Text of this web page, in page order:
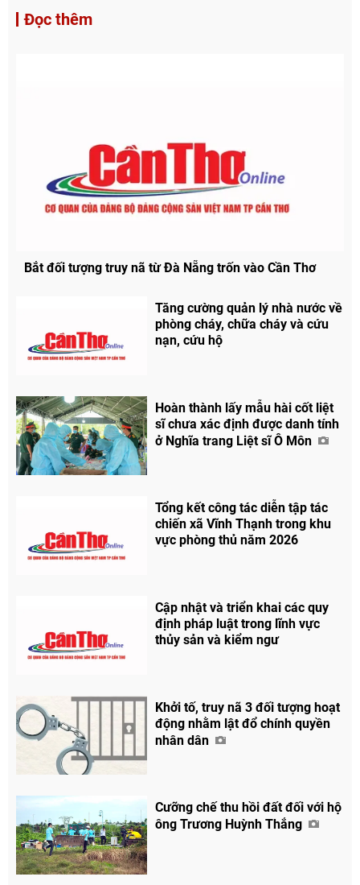
Đọc thêm
Bắt đối tượng truy nã từ Đà Nẵng trốn vào Cần Thơ
Tăng cường quản lý nhà nước về
phòng cháy, chữa cháy và cứu
nạn, cứu hộ
Hoàn thành lấy mẫu hài cốt liệt
sĩ chưa xác định được danh tính
ở Nghĩa trang Liệt sĩ Ô Môn
Tổng kết công tác diễn tập tác
chiến xã Vĩnh Thạnh trong khu
vực phòng thủ năm 2026
Cập nhật và triển khai các quy
định pháp luật trong lĩnh vực
thủy sản và kiểm ngư
Khởi tố, truy nã 3 đối tượng hoạt
động nhằm lật đổ chính quyền
nhân dân
Cưỡng chế thu hồi đất đối với hộ
ông Trương Huỳnh Thắng